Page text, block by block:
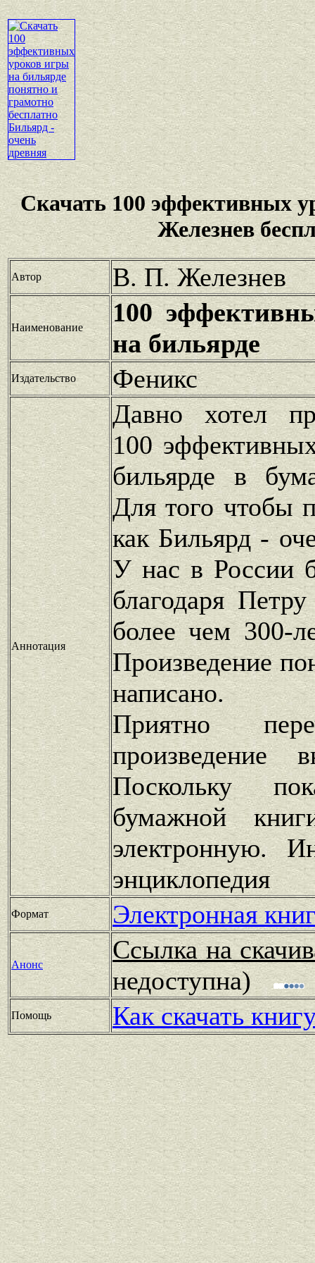
Скачать 100 эффективных
Железнев
Автор В. П. Железнев
Наименование
100
на бильярде
Издательство Феникс
Аннотация
Давно хотел
100
бильярде в
Для того чтобы
как Бильярд -
У нас в России
благодаря
более чем 300-
Произведение
написано.
Приятно
произведение
Поскольку
бумажной
электронную.
энциклопедия
Формат Электронная
Анонс
Ссылка на
недоступна)
Помощь Как скачать